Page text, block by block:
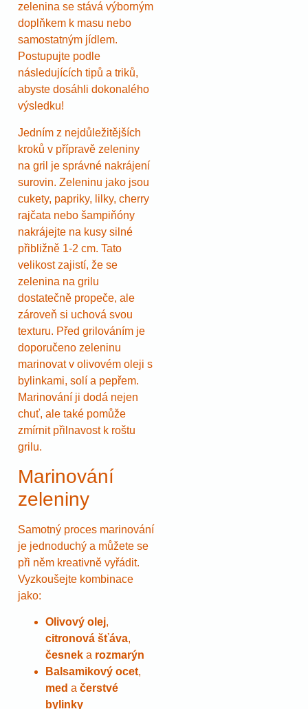
zelenina se stává výborným
doplňkem k masu nebo
samostatným jídlem.
Postupujte podle
následujících tipů a triků,
abyste dosáhli dokonalého
výsledku!
Jedním z nejdůležitějších
kroků v přípravě zeleniny
na gril je správné nakrájení
surovin. Zeleninu jako jsou
cukety, papriky, lilky, cherry
rajčata nebo šampiňóny
nakrájejte na kusy silné
přibližně 1-2 cm. Tato
velikost zajistí, že se
zelenina na grilu
dostatečně propeče, ale
zároveň si uchová svou
texturu. Před grilováním je
doporučeno zeleninu
marinovat v olivovém oleji s
bylinkami, solí a pepřem.
Marinování ji dodá nejen
chuť, ale také pomůže
zmírnit přilnavost k roštu
grilu.
Marinování
zeleniny
Samotný proces marinování
je jednoduchý a můžete se
při něm kreativně vyřádit.
Vyzkoušejte kombinace
jako:
Olivový olej,
citronová šťáva,
česnek a rozmarýn
Balsamikový ocet,
med a čerstvé
bylinky